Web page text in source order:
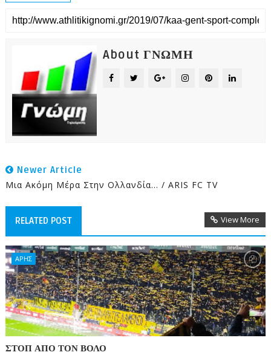
About ΓΝΩΜΗ
Newer Article
Μια Ακόμη Μέρα Στην Ολλανδία... / ARIS FC TV
RELATED POST View More
ΑΡΗΣ
ΣΤΟΠ ΑΠΟ ΤΟΝ ΒΟΛΟ